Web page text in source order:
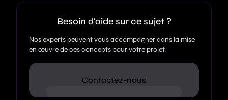
Besoin d'aide sur ce sujet ?
Nos experts peuvent vous accompagner dans la mise
en œuvre de ces concepts pour votre projet.
Contactez-nous